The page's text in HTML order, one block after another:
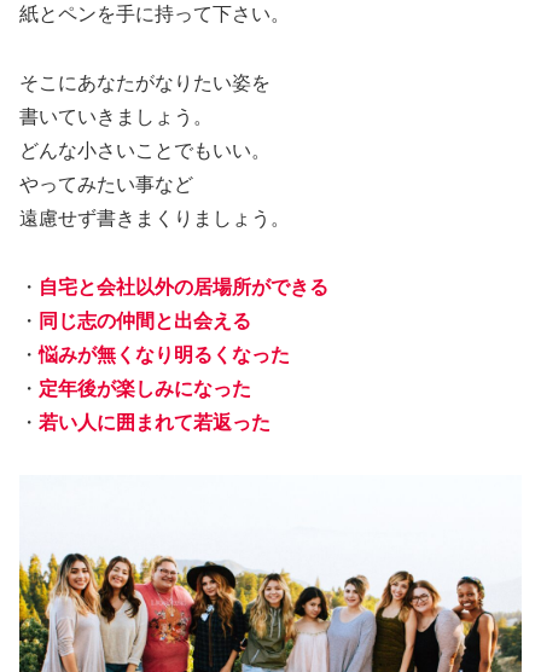
紙とペンを手に持って下さい。
そこにあなたがなりたい姿を
書いていきましょう。
どんな小さいことでもいい。
やってみたい事など
遠慮せず書きまくりましょう。
・ 自宅と会社以外の居場所ができる
・ 同じ志の仲間と出会える
・悩みが無くなり明るくなった
・ 定年後が楽しみになった
・ 若い人に囲まれて若返った